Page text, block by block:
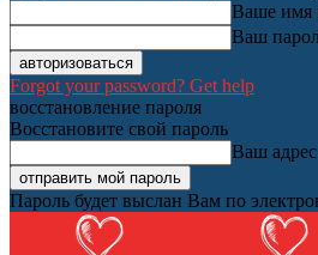
Ваше имя
Ваш
Forgot your password? Get help
восстановление пароля
Восстановите свой пароль
Ваш
Пароль будет выслан Вам по